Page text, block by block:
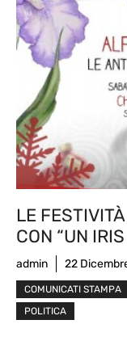
LE
CON “UN
admin 22
COMUNICATI STAMPA
POLITICA